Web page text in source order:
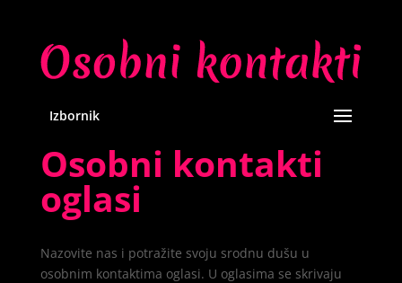
Izbornik
Osobni kontakti
oglasi
Nazovite nas i potražite svoju srodnu dušu u
osobnim kontaktima oglasi. U oglasima se skrivaju